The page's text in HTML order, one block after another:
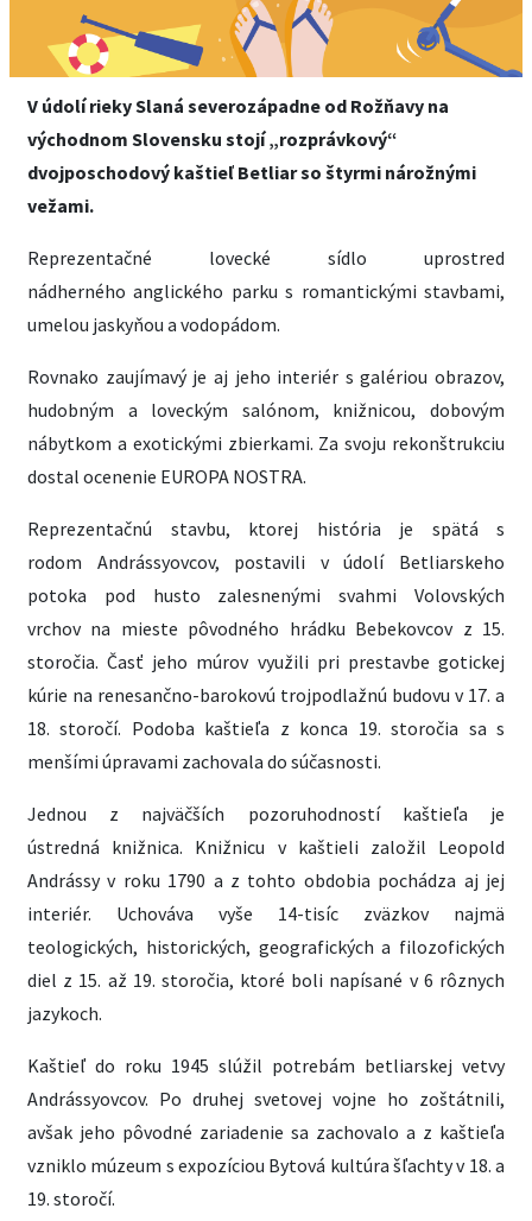
V údolí rieky Slaná severozápadne od Rožňavy na
východnom Slovensku stojí „rozprávkový“
dvojposchodový kaštieľ Betliar so štyrmi nárožnými
vežami.
Reprezentačné lovecké sídlo uprostred
nádherného anglického parku s romantickými stavbami,
umelou jaskyňou a vodopádom.
Rovnako zaujímavý je aj jeho interiér s galériou obrazov,
hudobným a loveckým salónom, knižnicou, dobovým
nábytkom a exotickými zbierkami. Za svoju rekonštrukciu
dostal ocenenie EUROPA NOSTRA.
Reprezentačnú stavbu, ktorej história je spätá s
rodom Andrássyovcov, postavili v údolí Betliarskeho
potoka pod husto zalesnenými svahmi Volovských
vrchov na mieste pôvodného hrádku Bebekovcov z 15.
storočia. Časť jeho múrov využili pri prestavbe gotickej
kúrie na renesančno-barokovú trojpodlažnú budovu v 17. a
18. storočí. Podoba kaštieľa z konca 19. storočia sa s
menšími úpravami zachovala do súčasnosti.
Jednou z najväčších pozoruhodností kaštieľa je
ústredná knižnica. Knižnicu v kaštieli založil Leopold
Andrássy v roku 1790 a z tohto obdobia pochádza aj jej
interiér. Uchováva vyše 14-tisíc zväzkov najmä
teologických, historických, geografických a filozofických
diel z 15. až 19. storočia, ktoré boli napísané v 6 rôznych
jazykoch.
Kaštieľ do roku 1945 slúžil potrebám betliarskej vetvy
Andrássyovcov. Po druhej svetovej vojne ho zoštátnili,
avšak jeho pôvodné zariadenie sa zachovalo a z kaštieľa
vzniklo múzeum s expozíciou Bytová kultúra šľachty v 18. a
19. storočí.